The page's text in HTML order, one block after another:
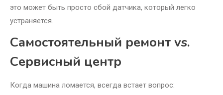
это может быть просто сбой датчика, который легко
устраняется.
Самостоятельный ремонт vs.
Сервисный центр
Когда машина ломается, всегда встает вопрос: